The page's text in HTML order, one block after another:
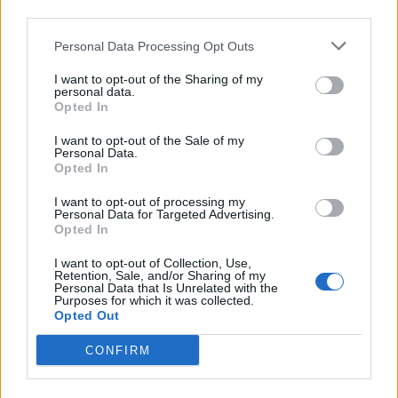
Personal Data Processing Opt Outs
I want to opt-out of the Sharing of my
personal data.
Opted In
I want to opt-out of the Sale of my
Personal Data.
Opted In
I want to opt-out of processing my
Personal Data for Targeted Advertising.
Opted In
I want to opt-out of Collection, Use,
Retention, Sale, and/or Sharing of my
Personal Data that Is Unrelated with the
Purposes for which it was collected.
Opted Out
CONFIRM
Inutilizzato 4 - 12
Scarica riepilogo
stagionale
Scarica
Giornata Voto FVEntrato Uscito
EVE-BRI
2 BRI-MAN
3 BOU-BRI